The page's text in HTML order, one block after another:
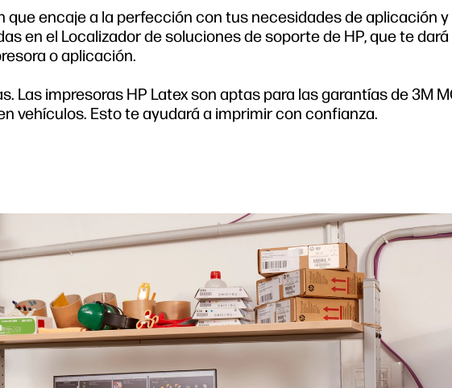
que encaje a la perfección con tus necesidades de aplicación y
en el Localizador de soluciones de soporte de HP, que te dará
o aplicación.
Las impresoras HP Latex son aptas para las garantías de 3M
vehículos. Esto te ayudará a imprimir con confianza.